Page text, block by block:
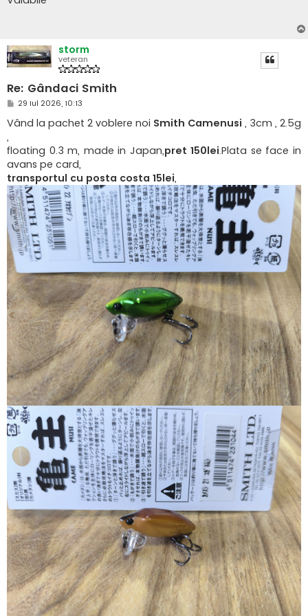
a
storm
veteran
Re: Gândaci Smith
M
s
a
29 Iul 2026, 10:13
Vând la pachet 2 voblere noi Smith Camenusi , 3cm , 2.5g
,
floating 0.3 m, made in Japan,pret 150lei.Plata se face in
avans pe card,
transportul cu posta costa 15lei,